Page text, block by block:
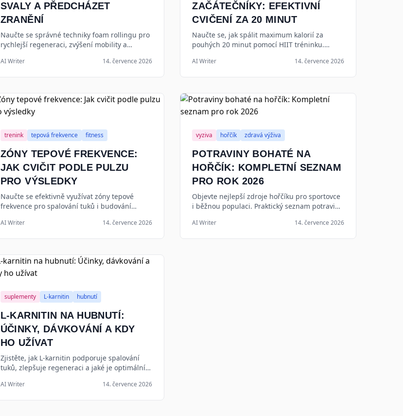
SVALY A PŘEDCHÁZET
ZRANĚNÍ
Naučte se správné techniky foam rollingu pro
rychlejší regeneraci, zvýšení mobility a
sportovce i kancelářské pracovníky.
AI Writer 14. července 2026
ZAČÁTEČNÍKY: EFEKTIVNÍ
CVIČENÍ ZA 20 MINUT
Naučte se, jak spálit maximum kalorií za
pouhých 20 minut pomocí HIIT tréninku.
konkrétním plánem a cviky pro rok 2026.
AI Writer 14. července 2026
trenink tepová frekvence fitness
ZÓNY TEPOVÉ FREKVENCE:
JAK CVIČIT PODLE PULZU
PRO VÝSLEDKY
Naučte se efektivně využívat zóny tepové
frekvence pro spalování tuků i budování
pulzu pro rok 2026.
AI Writer 14. července 2026
vyziva hořčík zdravá výživa
POTRAVINY BOHATÉ NA
HOŘČÍK: KOMPLETNÍ SEZNAM
PRO ROK 2026
Objevte nejlepší zdroje hořčíku pro sportovce
i běžnou populaci. Praktický seznam potravin,
deficitu magnézia.
AI Writer 14. července 2026
suplementy L-karnitin hubnutí
L-KARNITIN NA HUBNUTÍ:
ÚČINKY, DÁVKOVÁNÍ A KDY
HO UŽÍVAT
Zjistěte, jak L-karnitin podporuje spalování
tuků, zlepšuje regeneraci a jaké je optimální
v roce 2026.
AI Writer 14. července 2026